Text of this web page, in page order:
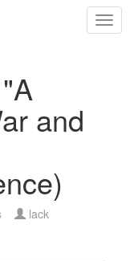
and
lack